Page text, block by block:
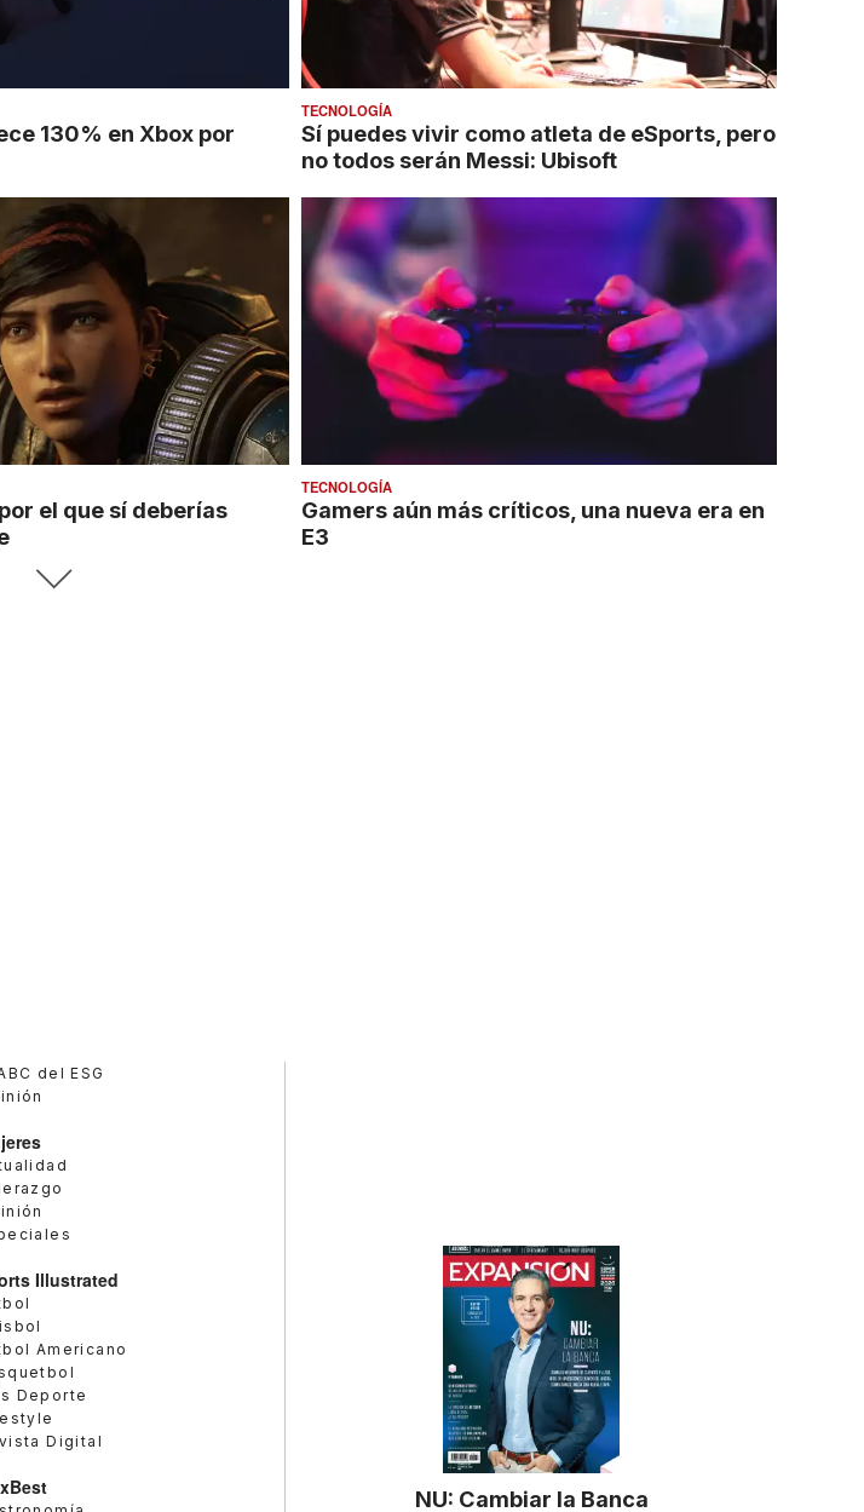
130% en Xbox por
TECNOLOGÍA
Sí puedes vivir como atleta de eSports, pero
no todos serán Messi: Ubisoft
el que sí deberías
TECNOLOGÍA
Gamers aún más críticos, una nueva era en
E3
del ESG
Illustrated
Americano
Deporte
Digital
NU: Cambiar la Banca